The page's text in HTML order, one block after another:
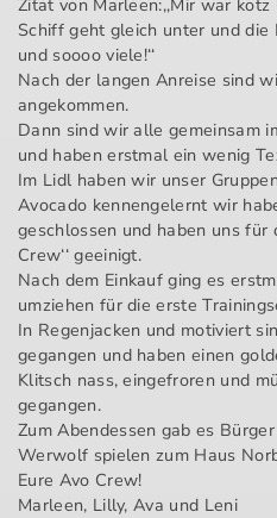
Schiff geht gleich unter und
und soooo viele!‘‘
Nach der langen Anreise sind
angekommen.
Dann sind wir alle gemeinsam
und haben erstmal ein wenig
Im Lidl haben wir unser
Avocado kennengelernt wir
geschlossen und haben uns für
Crew‘‘ geeinigt.
Nach dem Einkauf ging es
umziehen für die erste
In Regenjacken und motiviert
gegangen und haben einen
Klitsch nass, eingefroren und
gegangen.
Zum Abendessen gab es
Werwolf spielen zum Haus
Eure Avo Crew!
Marleen, Lilly, Ava und Leni